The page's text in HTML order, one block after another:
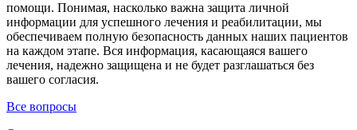
помощи. Понимая, насколько важна защита личной
информации для успешного лечения и реабилитации, мы
обеспечиваем полную безопасность данных наших пациентов
на каждом этапе. Вся информация, касающаяся вашего
лечения, надежно защищена и не будет разглашаться без
вашего согласия.
Все вопросы